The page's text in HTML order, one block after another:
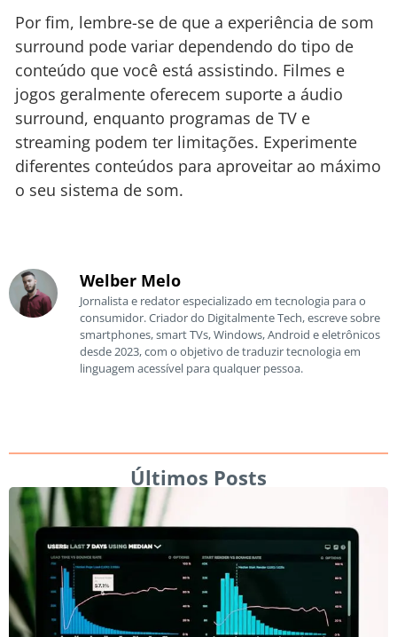
Por fim, lembre-se de que a experiência de som
surround pode variar dependendo do tipo de
conteúdo que você está assistindo. Filmes e
jogos geralmente oferecem suporte a áudio
surround, enquanto programas de TV e
streaming podem ter limitações. Experimente
diferentes conteúdos para aproveitar ao máximo
o seu sistema de som.
Welber Melo
Jornalista e redator especializado em tecnologia para o
consumidor. Criador do Digitalmente Tech, escreve sobre
smartphones, smart TVs, Windows, Android e eletrônicos
desde 2023, com o objetivo de traduzir tecnologia em
linguagem acessível para qualquer pessoa.
Últimos Posts